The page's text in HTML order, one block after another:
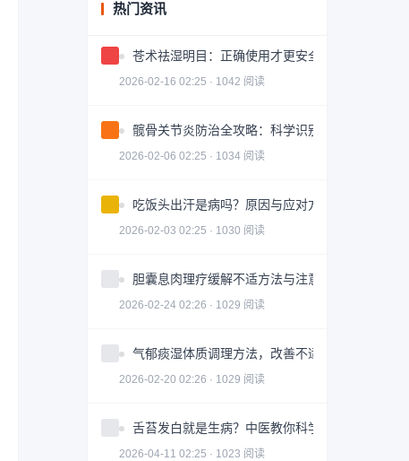
热门资讯
苍术祛湿明目：正确使用才更安全有效
2026-02-16 02:25 · 1042 阅读
髋骨关节炎防治全攻略：科学识别与有效治疗
2026-02-06 02:25 · 1034 阅读
吃饭头出汗是病吗？原因与应对方法
2026-02-03 02:25 · 1030 阅读
胆囊息肉理疗缓解不适方法与注意事项
2026-02-24 02:26 · 1029 阅读
气郁痰湿体质调理方法，改善不适症状
2026-02-20 02:26 · 1029 阅读
舌苔发白就是生病？中医教你科学判断与调理全
2026-04-11 02:25 · 1023 阅读